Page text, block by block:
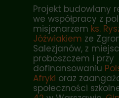
Projekt budowlany
we współpracy z
misjonarzem ks.
Jóźwiakiem ze
Salezjanów, z
proboszczem i przy
dofinansowaniu
Afryki oraz
społeczności